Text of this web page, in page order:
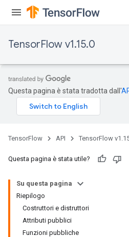
TensorFlow v1.15.0
Questa pagina è stata tradotta dall'
TensorFlow API TensorFlow
Questa pagina è stata utile?
Su questa pagina
Riepilogo
Costruttori e distruttori
Attributi pubblici
Funzioni pubbliche